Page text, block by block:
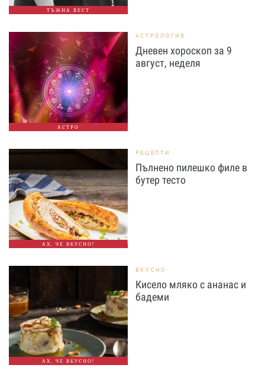
ТЪЖНА ВЕСТ
АСТРО
АСТРОЛОГИЯ
Дневен хороскоп за 9
август, неделя
АХ, ЧЕ ВКУСНО!
РЕЦЕПТИ
Пълнено пилешко филе в
бутер тесто
АХ, ЧЕ ВКУСНО!
ВКУСНО
Кисело мляко с ананас и
бадеми